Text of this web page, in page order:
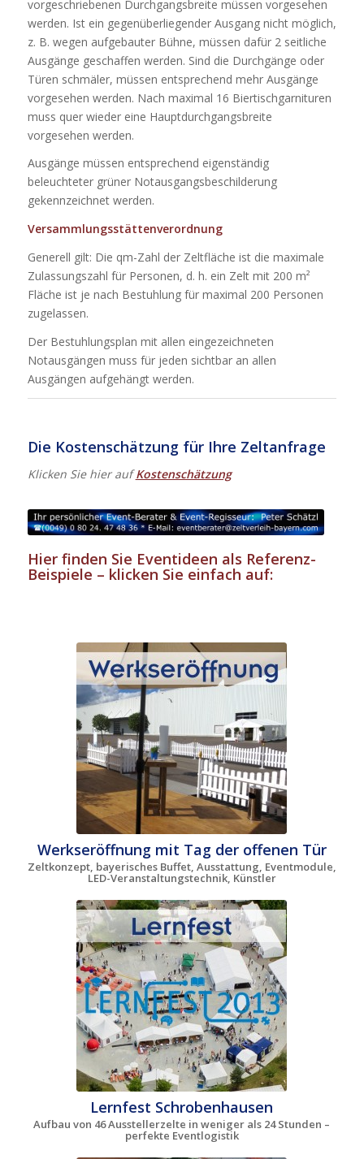
vorgeschriebenen Durchgangsbreite müssen vorgesehen
werden. Ist ein gegenüberliegender Ausgang nicht möglich,
z. B. wegen aufgebauter Bühne, müssen dafür 2 seitliche
Ausgänge geschaffen werden. Sind die Durchgänge oder
Türen schmäler, müssen entsprechend mehr Ausgänge
vorgesehen werden. Nach maximal 16 Biertischgarnituren
muss quer wieder eine Hauptdurchgangsbreite
vorgesehen werden.
Ausgänge müssen entsprechend eigenständig
beleuchteter grüner Notausgangsbeschilderung
gekennzeichnet werden.
Versammlungsstättenverordnung
Generell gilt: Die qm-Zahl der Zeltfläche ist die maximale
Zulassungszahl für Personen, d. h. ein Zelt mit 200 m²
Fläche ist je nach Bestuhlung für maximal 200 Personen
zugelassen.
Der Bestuhlungsplan mit allen eingezeichneten
Notausgängen muss für jeden sichtbar an allen
Ausgängen aufgehängt werden.
Die Kostenschätzung für Ihre Zeltanfrage
Klicken Sie hier aufKostenschätzung
Hier finden Sie Eventideen als Referenz-
Beispiele – klicken Sie einfach auf:
Werkseröffnung mit Tag der offenen Tür
Zeltkonzept, bayerisches Buffet, Ausstattung, Eventmodule,
LED-Veranstaltungstechnik, Künstler
Lernfest Schrobenhausen
Aufbau von 46 Ausstellerzelte in weniger als 24 Stunden –
perfekte Eventlogistik